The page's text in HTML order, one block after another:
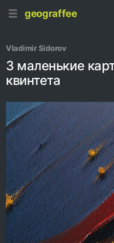
geograffee
Vladimir Sidorov
3 маленькие
квинтета